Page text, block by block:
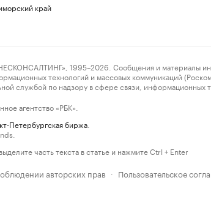
край
1995–2026. Сообщения и материалы
технологий и массовых коммуникаций
службой по надзору в сфере связи,
агентство «РБК».
Петербургская биржа
часть текста в статье и нажмите Ctrl + Enter
авторских прав · Пользовательское